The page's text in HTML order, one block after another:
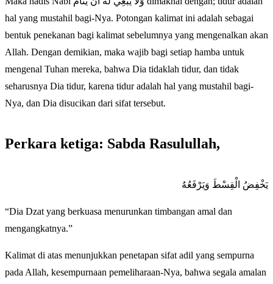
hal yang mustahil bagi-Nya. Potongan kalimat ini adalah sebagai
bentuk penekanan bagi kalimat sebelumnya yang mengenalkan akan
Allah. Dengan demikian, maka wajib bagi setiap hamba untuk
mengenal Tuhan mereka, bahwa Dia tidaklah tidur, dan tidak
seharusnya Dia tidur, karena tidur adalah hal yang mustahil bagi-
Nya, dan Dia disucikan dari sifat tersebut.
Perkara ketiga: Sabda Rasulullah,
يَخْفِضُ الْقِسْطَ وَيَرْفَعُهُ
“Dia Dzat yang berkuasa menurunkan timbangan amal dan
mengangkatnya.”
Kalimat di atas menunjukkan penetapan sifat adil yang sempurna
pada Allah, kesempurnaan pemeliharaan-Nya, bahwa segala amalan